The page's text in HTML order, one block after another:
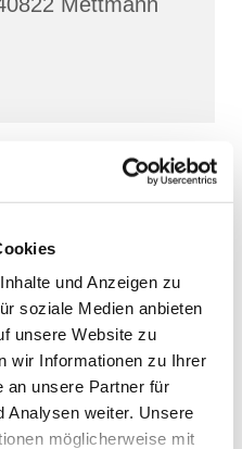
und Anzeigen zu
soziale Medien anbieten
unsere Website zu
wir Informationen zu Ihrer
an unsere Partner für
Analysen weiter. Unsere
möglicherweise mit